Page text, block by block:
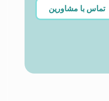
تماس با مشاورین